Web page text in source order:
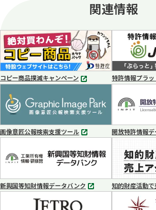
関連情報
コピー商品撲滅キャンペーン
別
ブ
で
開
く
特許情報プラ
画像意匠公報検索支援ツール
別
ブ
で
く
開放特許情報デ
新興国等知財情報データバンク
別
知的財産活動で